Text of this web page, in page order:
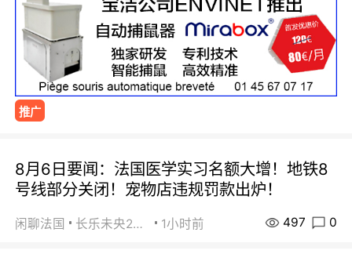
推广
8月6日要闻：法国医学实习名额大增！地铁8
号线部分关闭！宠物店违规罚款出炉！
闲聊法国 长乐未央2015 1小时前 497 0